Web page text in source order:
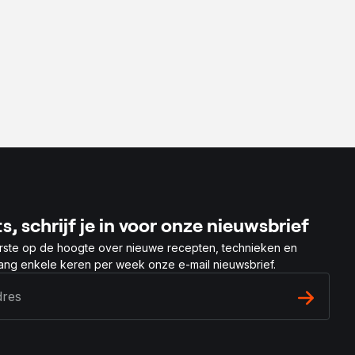
schrijf je in voor onze nieuwsbrief
op de hoogte over nieuwe recepten, technieken en
enkele keren per week onze e-mail nieuwsbrief.